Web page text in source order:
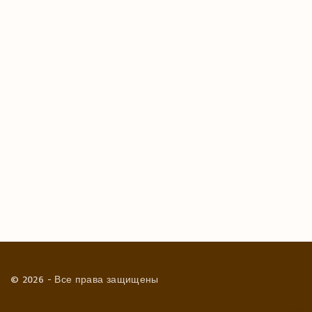
© 2026 - Все права защищены